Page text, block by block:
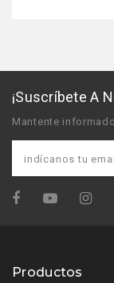
¡Suscríbete A
Mantente
Productos